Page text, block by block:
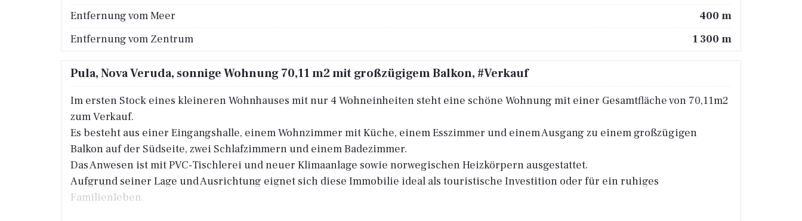
Entfernung vom Meer
400 m
Entfernung vom Zentrum
1 300 m
Pula, Nova Veruda, sonnige Wohnung 70,11 m2 mit großzügigem Balkon, #Verkauf
Im ersten Stock eines kleineren Wohnhauses mit nur 4 Wohneinheiten steht eine schöne Wohnung mit einer Gesamtfläche von 70,11m2
zum Verkauf.
Es besteht aus einer Eingangshalle, einem Wohnzimmer mit Küche, einem Esszimmer und einem Ausgang zu einem großzügigen
Balkon auf der Südseite, zwei Schlafzimmern und einem Badezimmer.
Das Anwesen ist mit PVC-Tischlerei und neuer Klimaanlage sowie norwegischen Heizkörpern ausgestattet.
Aufgrund seiner Lage und Ausrichtung eignet sich diese Immobilie ideal als touristische Investition oder für ein ruhiges
Familienleben.